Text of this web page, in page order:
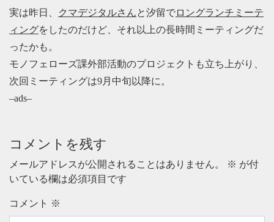
実は昨日、 クマデジタルさんと汐留でロングランチミーテ
ィングをしたのだけど、それ以上の長時間ミーティングだ
ったかも。
モノフェローズ課外部活動のプロジェクトも立ち上がり、
次回ミーティングは9月中旬以降に。
–ads–
コメントを残す
メールアドレスが公開されることはありません。 ※ が付
いている欄は必須項目です
コメント ※